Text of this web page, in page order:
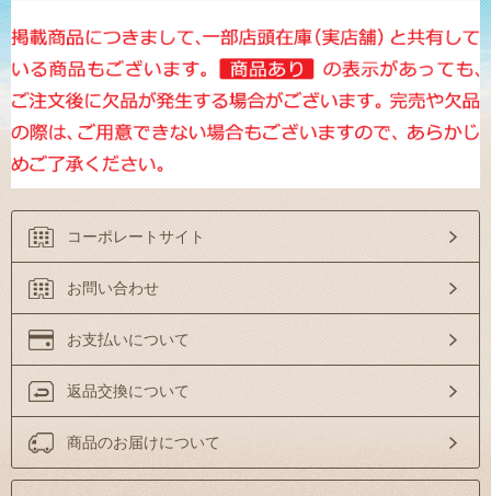
コーポレートサイト
お問い合わせ
お支払いについて
返品交換について
商品のお届けについて